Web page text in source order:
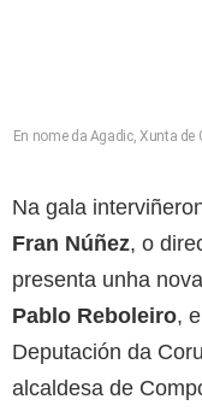
En nome da Agadic, Xunta de
Na gala
Fran Núñez, o
presenta unha
Pablo Reboleiro,
Deputación da
alcaldesa de